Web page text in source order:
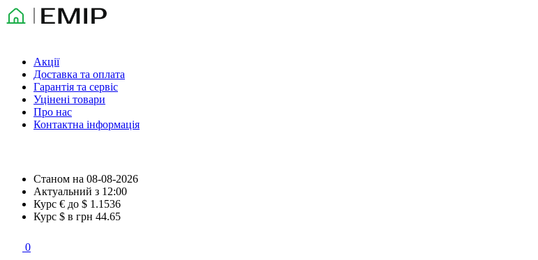
Акції
Доставка та оплата
Гарантія та сервіс
Уцінені товари
Про нас
Контактна інформація
Станом на 08-08-2026
Актуальний з 12:00
Курс € до $ 1.1536
Курс $ в грн 44.65
0